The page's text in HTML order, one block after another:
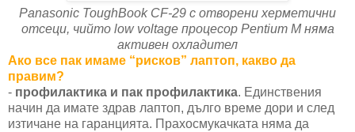
Panasonic ToughBook CF-29 с отворени херметични
отсеци, чийто low voltage процесор Pentium M няма
активен охладител
Ако все пак имаме “рисков” лаптоп, какво да
правим?
- профилактика и пак профилактика. Единствения
начин да имате здрав лаптоп, дълго време дори и след
изтичане на гаранцията. Прахосмукачката няма да